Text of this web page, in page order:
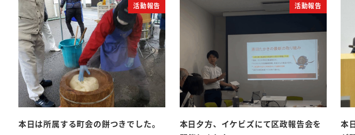
活動報告
本日は所属する町会の餅つきでした。
活動報告
本日夕方、イケビズにて区政報告会を
本